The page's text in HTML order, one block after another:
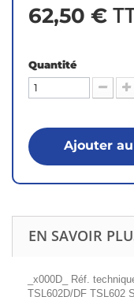
62,50 €
Quantité
Ajouter
EN SAVOIR
_x000D_ Réf.
TSL602D/DF TSL602